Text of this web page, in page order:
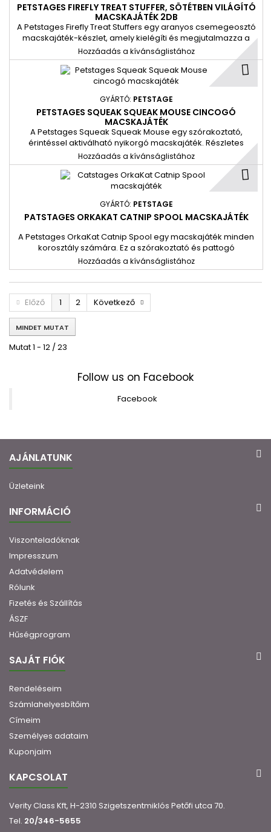
PETSTAGES FIREFLY TREAT STUFFER, SÖTÉTBEN VILÁGÍTÓ
MACSKAJÁTÉK 2DB
A Petstages Firefly Treat Stuffers egy aranyos csemegeosztó
macskajáték-készlet, amely kielégíti és megjutalmazza a
cicát, miközben mancsával megpróbálja kivinni a
finomságokat.
Hozzáadás a kívánságlistához
GYÁRTÓ: PETSTAGE
PETSTAGES SQUEAK SQUEAK MOUSE CINCOGÓ
MACSKAJÁTÉK
A Petstages Squeak Squeak Mouse egy szórakoztató,
érintéssel aktiválható nyikorgó macskajáték. Részletes
varrással és műszőrmével készült, hogy utánozza az igazi
egér megjelenését és érzését, hogy izgassa és játékra
ösztönözze macskáját.
Hozzáadás a kívánságlistához
GYÁRTÓ: PETSTAGE
PATSTAGES ORKAKAT CATNIP SPOOL MACSKAJÁTÉK
A Petstages OrkaKat Catnip Spool egy macskajáték minden
korosztály számára. Ez a szórakoztató és pattogó
macskajáték prémium macskamentaolajjal van átitatva,
hogy játékba vonzza cicáját, és órákon át fenntartsa
érdeklődését.
Hozzáadás a kívánságlistához
Előző 1 2 Következő
MINDET MUTAT
Mutat 1 - 12 / 23
Follow us on Facebook
Facebook
AJÁNLATUNK
Üzleteink
INFORMÁCIÓ
Viszonteladóknak
Impresszum
Adatvédelem
Rólunk
Fizetés és Szállítás
ÁSZF
Hűségprogram
SAJÁT FIÓK
Rendeléseim
Számlahelyesbítőim
Címeim
Személyes adataim
Kuponjaim
KAPCSOLAT
Verity Class Kft, H-2310 Szigetszentmiklós Petőfi utca 70.
Tel. 20/346-5655